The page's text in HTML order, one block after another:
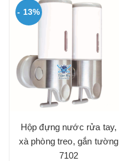
- 13%
Hộp đựng nước rửa tay,
xà phòng treo, gắn tường
7102